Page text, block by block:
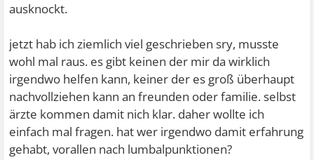
ausknockt.
jetzt hab ich ziemlich viel geschrieben sry, musste
wohl mal raus. es gibt keinen der mir da wirklich
irgendwo helfen kann, keiner der es groß überhaupt
nachvollziehen kann an freunden oder familie. selbst
ärzte kommen damit nich klar. daher wollte ich
einfach mal fragen. hat wer irgendwo damit erfahrung
gehabt, vorallen nach lumbalpunktionen?